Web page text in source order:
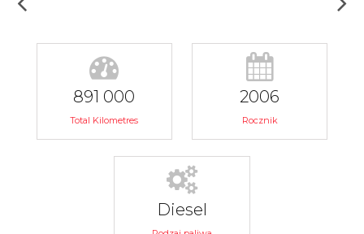
891 000
Total Kilometres
2006
Rocznik
Diesel